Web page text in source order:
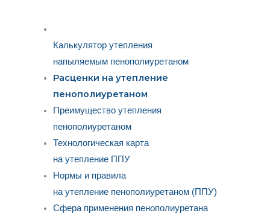
Калькулятор утепления
напыляемым пенополиуретаном
Расценки на утепление
пенополиуретаном
Преимущество утепления
пенополиуретаном
Технологическая карта
на утепление ППУ
Нормы и правила
на утепление пенополиуретаном (ППУ)
Сфера применения пенополиуретана